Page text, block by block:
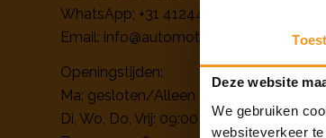
Deze website
We gebruiken
websiteverkeer
WhatsApp; +31 412445925
Email: info@automotivenl.nl
Openingstijden:
Ma: gesloten/Alleen op afspraak
Di, Wo, Do, Vrij: 09:00 – 12:30 en 13:00 –